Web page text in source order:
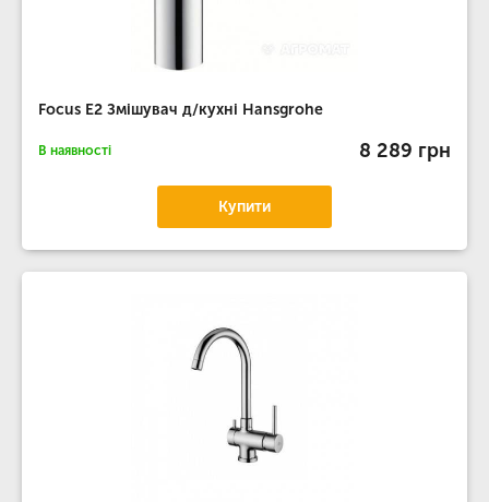
Focus E2 Змішувач д/кухні Hansgrohe
В наявності 8 289 грн
Купити